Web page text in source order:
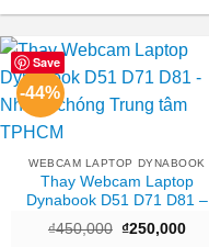
Save
-44%
WEBCAM LAPTOP DYNABOOK
Thay Webcam Laptop
Dynabook D51 D71 D81 –
TPHCM
₫450,000 Giá
₫250,000Giá